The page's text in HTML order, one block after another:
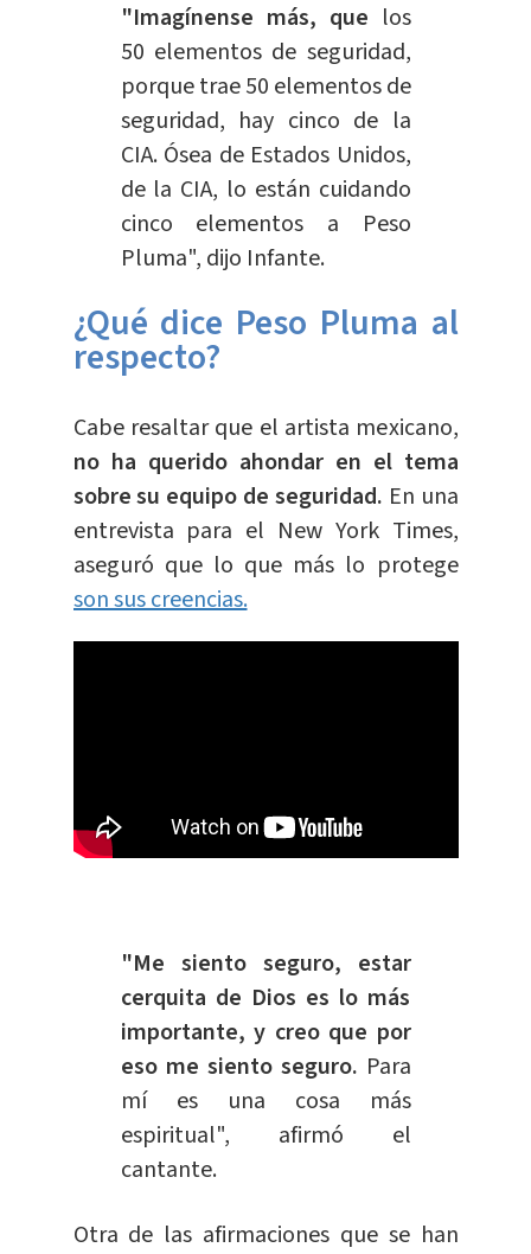
"Imagínense más, que los
50 elementos de seguridad,
porque trae 50 elementos de
seguridad, hay cinco de la
CIA. Ósea de Estados Unidos,
de la CIA, lo están cuidando
cinco elementos a Peso
Pluma", dijo Infante.
¿Qué dice Peso Pluma al
respecto?
Cabe resaltar que el artista mexicano,
no ha querido ahondar en el tema
sobre su equipo de seguridad. En una
entrevista para el New York Times,
aseguró que lo que más lo protege
son sus creencias.
"Me siento seguro, estar
cerquita de Dios es lo más
importante, y creo que por
eso me siento seguro. Para
mí es una cosa más
espiritual", afirmó el
cantante.
Otra de las afirmaciones que se han